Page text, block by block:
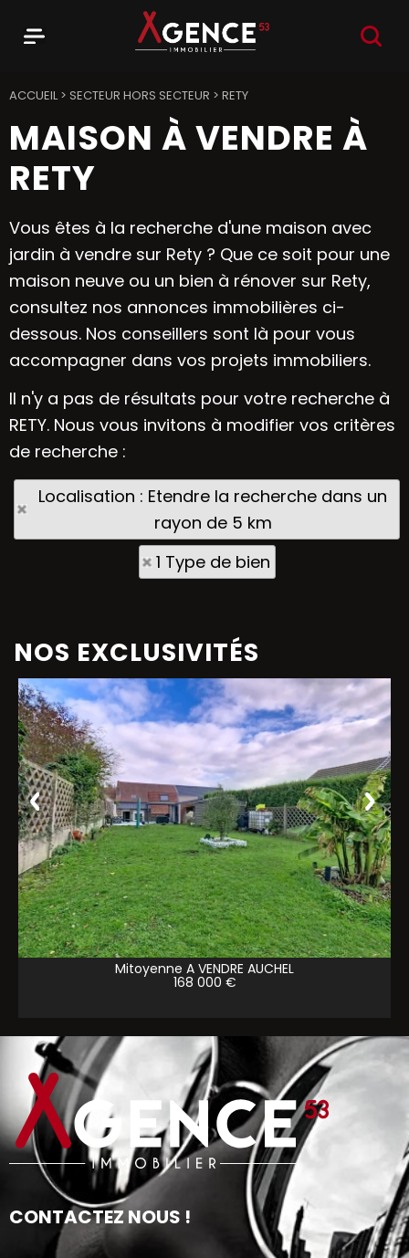
ACCUEIL> SECTEUR HORS SECTEUR > RETY
MAISON À VENDRE À
RETY
Vous êtes à la recherche d'une maison avec
jardin à vendre sur Rety ? Que ce soit pour une
maison neuve ou un bien à rénover sur Rety,
consultez nos annonces immobilières ci-
dessous. Nos conseillers sont là pour vous
accompagner dans vos projets immobiliers.
Il n'y a pas de résultats pour votre recherche à
RETY. Nous vous invitons à modifier vos critères
de recherche :
Localisation : Etendre la recherche dans un
rayon de 5 km
1 Type de bien
NOS EXCLUSIVITÉS
Mitoyenne A VENDRE AUCHEL
168 000 €
CONTACTEZ NOUS !